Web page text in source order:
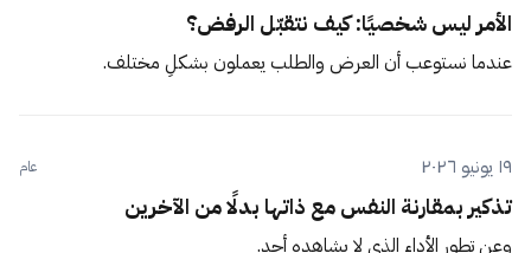
الأمر ليس شخصيًا: كيف نتقبّل الرفض؟
عندما نستوعب أن العرض والطلب يعملون بشكلٍ مختلف.
١٩ يونيو ٢٠٢٦ عام
تذكير بمقارنة النفس مع ذاتها بدلًا من الآخرين
وعن تطور الأداء الذي لا يشاهده أحد.